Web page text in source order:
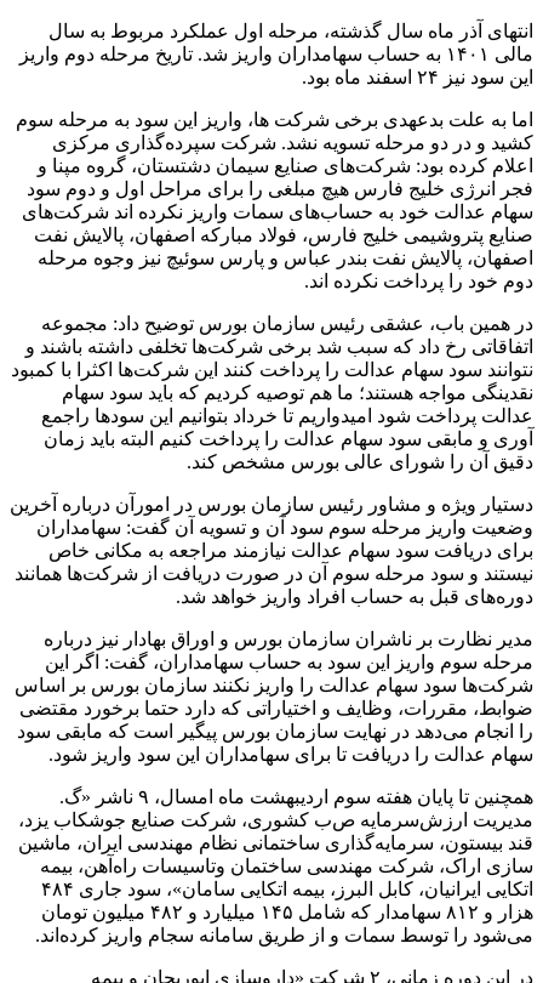
انتهای آذر ماه سال گذشته، مرحله اول عملکرد مربوط به سال
مالی ۱۴۰۱ به حساب سهامداران واریز شد. تاریخ مرحله دوم واریز
این سود نیز ۲۴ اسفند ماه بود.
اما به علت بدعهدی برخی شرکت ها، واریز این سود به مرحله سوم
کشید و در دو مرحله تسویه نشد. شرکت سپرده‌گذاری مرکزی
اعلام کرده بود: شرکت‌های صنایع سیمان دشتستان، گروه مپنا و
فجر انرژی خلیج فارس هیچ مبلغی را برای مراحل اول و دوم سود
سهام عدالت خود به حساب‌های سمات واریز نکرده اند شرکت‌های
صنایع پتروشیمی خلیج فارس، فولاد مبارکه اصفهان، پالایش نفت
اصفهان، پالایش نفت بندر عباس و پارس سوئیچ نیز وجوه مرحله
دوم خود را پرداخت نکرده اند. ​
در همین باب، عشقی رئیس سازمان بورس توضیح داد: مجموعه
اتفاقاتی رخ داد که سبب شد برخی شرکت‌ها تخلفی داشته باشند و
نتوانند سود سهام عدالت را پرداخت کنند این شرکت‌ها اکثرا با کمبود
نقدینگی مواجه هستند؛ ما هم توصیه کردیم که باید سود سهام
عدالت پرداخت شود امیدواریم تا خرداد بتوانیم این سود‌ها راجمع
آوری و مابقی سود سهام عدالت را پرداخت کنیم البته باید زمان
دقیق آن را شورای عالی بورس مشخص کند.
دستیار ویژه و مشاور رئیس سازمان بورس در امورآن درباره آخرین
وضعیت واریز مرحله سوم سود آن و تسویه آن گفت: سهامداران
برای دریافت سود سهام عدالت نیازمند مراجعه به مکانی خاص
نیستند و سود مرحله سوم آن در صورت دریافت از شرکت‌ها همانند
دوره‌های قبل به حساب افراد واریز خواهد شد.
مدیر نظارت بر ناشران سازمان بورس و اوراق بهادار نیز درباره
مرحله سوم واریز این سود به حساب سهامداران، گفت: اگر این
شرکت‌ها سود سهام عدالت را واریز نکنند سازمان بورس بر اساس
ضوابط، مقررات، وظایف و اختیاراتی که دارد حتما برخورد مقتضی
را انجام می‌دهد در نهایت سازمان بورس پیگیر است که مابقی سود
سهام عدالت را دریافت تا برای سهامداران این سود واریز شود.
همچنین تا پایان هفته سوم اردیبهشت ماه امسال، ۹ ناشر «گ.
مدیریت ارزش‌سرمایه ص‌ب کشوری، شرکت صنایع جوشکاب یزد،
قند بیستون، سرمایه‌گذاری ساختمانی نظام مهندسی ایران، ماشین
سازی اراک، شرکت مهندسی ساختمان وتاسیسات راه‌آهن، بیمه
اتکایی ایرانیان، کابل البرز، بیمه اتکایی سامان»، سود جاری ۴۸۴
هزار و ۸۱۲ سهامدار که شامل ۱۴۵ میلیارد و ۴۸۲ میلیون تومان
می‌شود را توسط سمات و از طریق سامانه سجام واریز کرده‌اند.
در این دوره زمانی، ۲ شرکت «داروسازی ابوریحان و بیمه